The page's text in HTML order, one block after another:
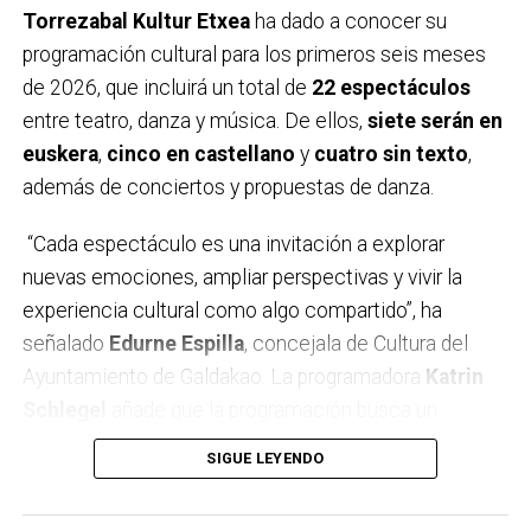
En el deporte la cinta negra simboliza el luto, así que
desde la Asociación queremos sustituir el negro por
el color verde, símbolo de la esperanza y la
supervivencia. Además, el deporte transmite valores
como el esfuerzo, el trabajo en equipo o la
superación, por lo que es un gran altavoz para recordar
que detrás de cada brazalete hay una persona, una
historia, una familia. Con esta iniciativa se da voz a las
personas con cáncer, pero también a quienes las
cuidan, reivindicando una atención más humana.
del mes de febrero estaremos presentes en varios
Torrezabal Kultur Etxeaha dado a conocer su
programación cultural para los primeros seis meses
de 2026, que incluirá un total de 22 espectáculos
entre teatro, danza y música. De ellos, siete serán en
euskera, cinco en castellano y cuatro sin texto,
además de conciertos y propuestas de danza.
“Cada espectáculo es una invitación a explorar
nuevas emociones, ampliar perspectivas y vivir la
experiencia cultural como algo compartido”, ha
señalado Edurne Espilla, concejala de Cultura del
Ayuntamiento de Galdakao. La programadora Katrin
equilibrio entretradición y renovación, combinando
artistas consagrados y creadores emergentes con
propuestas que despiertan la curiosidad del público.
SIGUE LEYENDO